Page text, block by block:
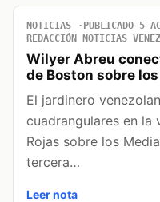
NOTICIAS PUBLICADO 5
REDACCIÓN NOTICIAS
Wilyer Abreu
de Boston sobre
El jardinero
cuadrangulares en la
Rojas sobre los
tercera…
Leer nota